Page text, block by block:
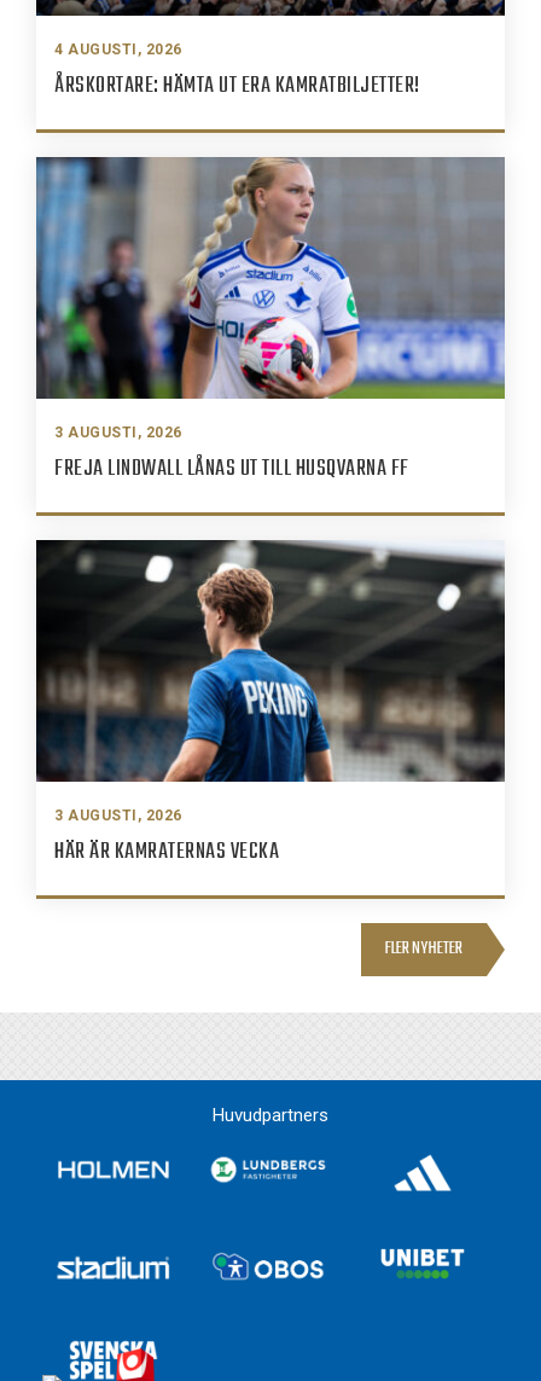
4 AUGUSTI, 2026
ÅRSKORTARE: HÄMTA UT ERA KAMRATBILJETTER!
3 AUGUSTI, 2026
FREJA LINDWALL LÅNAS UT TILL HUSQVARNA FF
3 AUGUSTI, 2026
HÄR ÄR KAMRATERNAS VECKA
FLER NYHETER
Huvudpartners